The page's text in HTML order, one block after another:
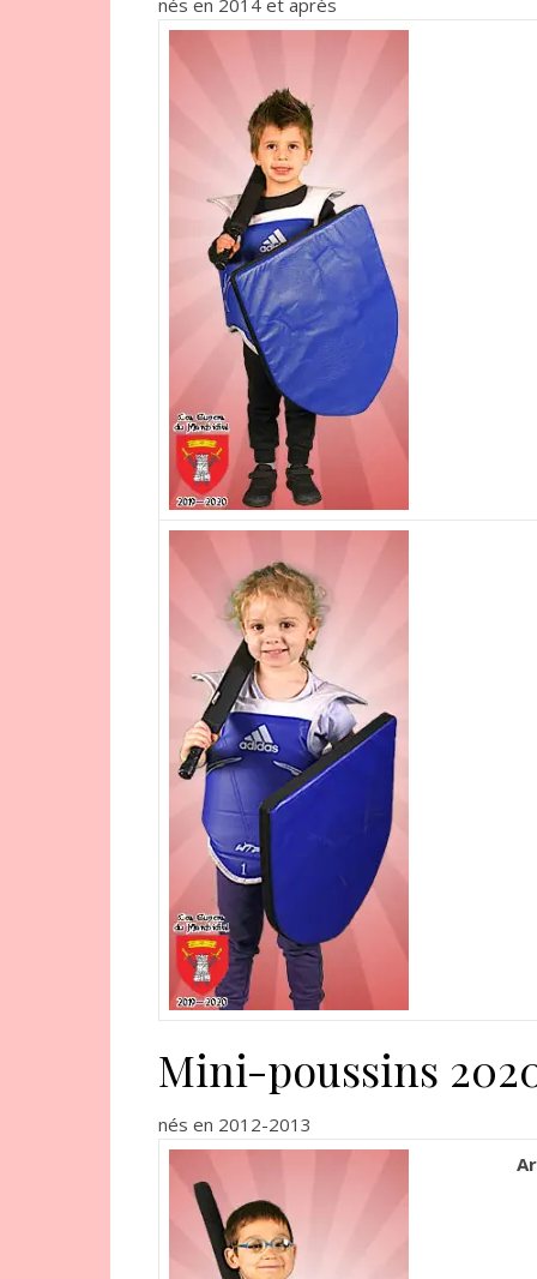
nés en 2014 et après
Mini-poussins
nés en 2012-2013